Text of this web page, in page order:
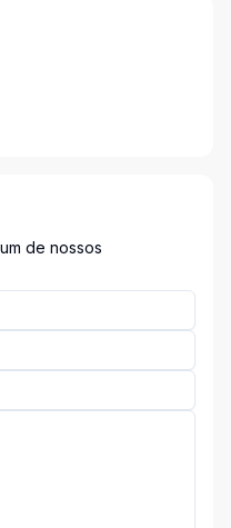
de nossos